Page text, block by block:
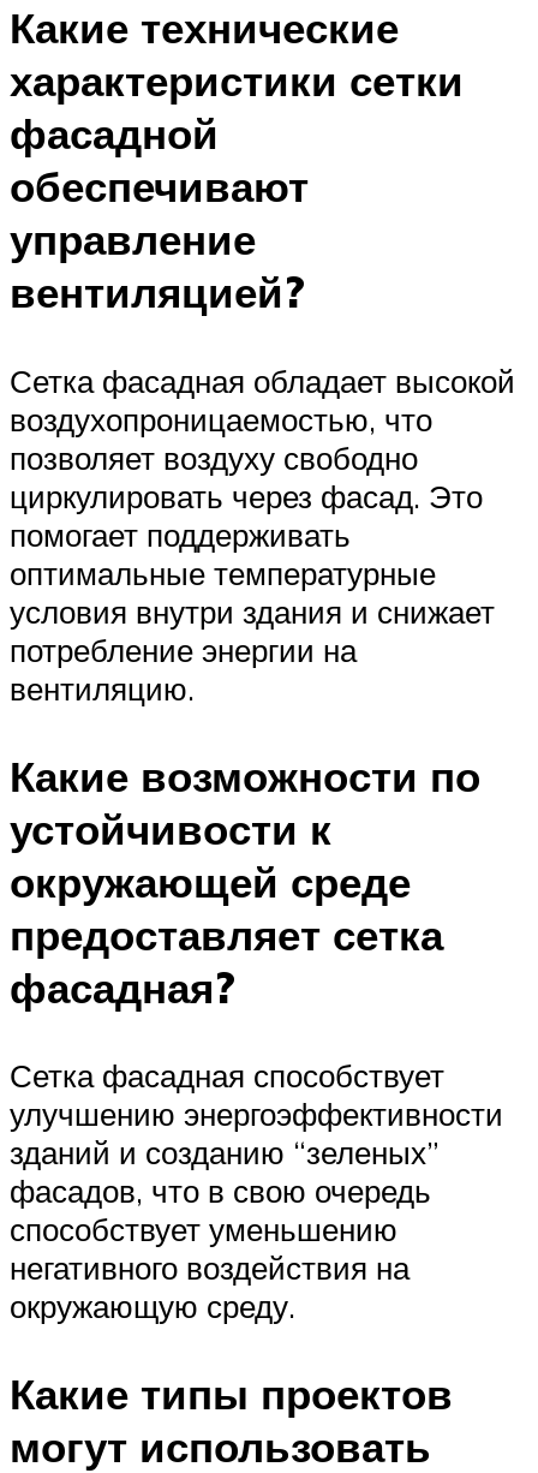
Какие технические
характеристики сетки
фасадной
обеспечивают
управление
вентиляцией?
Сетка фасадная обладает высокой
воздухопроницаемостью, что
позволяет воздуху свободно
циркулировать через фасад. Это
помогает поддерживать
оптимальные температурные
условия внутри здания и снижает
потребление энергии на
вентиляцию.
Какие возможности по
устойчивости к
окружающей среде
предоставляет сетка
фасадная?
Сетка фасадная способствует
улучшению энергоэффективности
зданий и созданию “зеленых”
фасадов, что в свою очередь
способствует уменьшению
негативного воздействия на
окружающую среду.
Какие типы проектов
могут использовать